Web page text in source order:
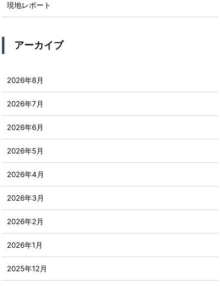
現地レポート
アーカイブ
2026年8月
2026年7月
2026年6月
2026年5月
2026年4月
2026年3月
2026年2月
2026年1月
2025年12月